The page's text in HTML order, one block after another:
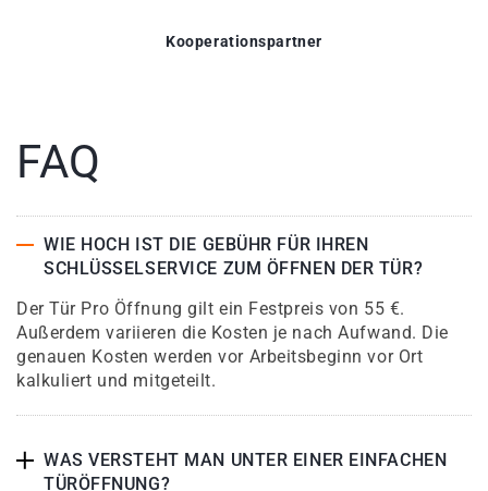
Kooperationspartner
FAQ
WIE HOCH IST DIE GEBÜHR FÜR IHREN
SCHLÜSSELSERVICE ZUM ÖFFNEN DER TÜR?
Der Tür Pro Öffnung gilt ein Festpreis von 55 €.
Außerdem variieren die Kosten je nach Aufwand. Die
genauen Kosten werden vor Arbeitsbeginn vor Ort
kalkuliert und mitgeteilt.
WAS VERSTEHT MAN UNTER EINER EINFACHEN
TÜRÖFFNUNG?